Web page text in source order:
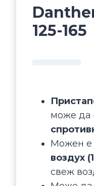
125-165
може да
Можен е
воздух
свеж